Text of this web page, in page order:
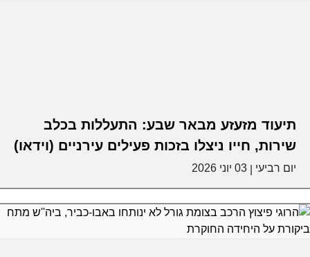
תיעוד מזעזע מבאר שבע: התעללות בכלב
שירות, חייו ניצלו בזכות פעילים עירניים (וידאו)
יום רביעי 03 יוני 2026